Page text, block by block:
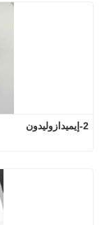
2-إيميدازوليدون